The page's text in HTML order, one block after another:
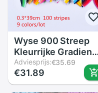
Wyse 900 Streep
Kleurrijke Gradient
Quilling Papier
3Mm/5Mm * 39Cm
Scrapbook Papier
Adviesprijs:€35.69
€31.89